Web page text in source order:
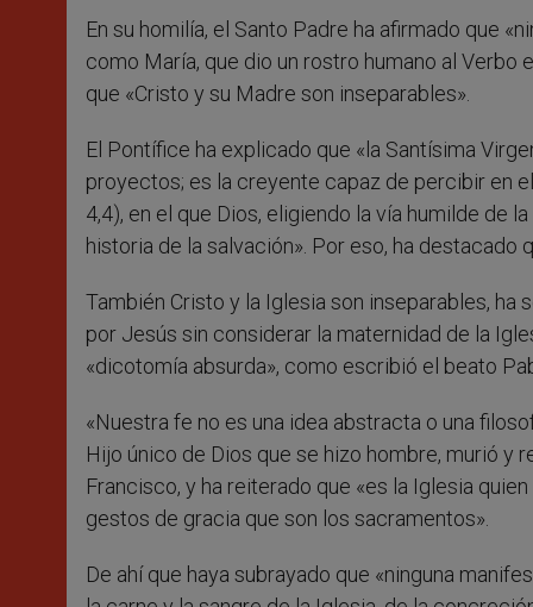
En su homilía, el Santo Padre ha afirmado que
como María, que dio un rostro humano al Verbo
que «Cristo y su Madre son inseparables».
El Pontífice ha explicado que «la Santísima
proyectos; es la creyente capaz de percibir en
4,4), en el que Dios, eligiendo la vía humilde de
historia de la salvación». Por eso, ha destacado
También Cristo y la Iglesia son inseparables, ha
por Jesús sin considerar la maternidad de la
«dicotomía absurda», como escribió el beato
«Nuestra fe no es una idea abstracta o una
Hijo único de Dios que se hizo hombre, murió y
Francisco, y ha reiterado que «es la Iglesia
gestos de gracia que son los sacramentos».
De ahí que haya subrayado que «ninguna